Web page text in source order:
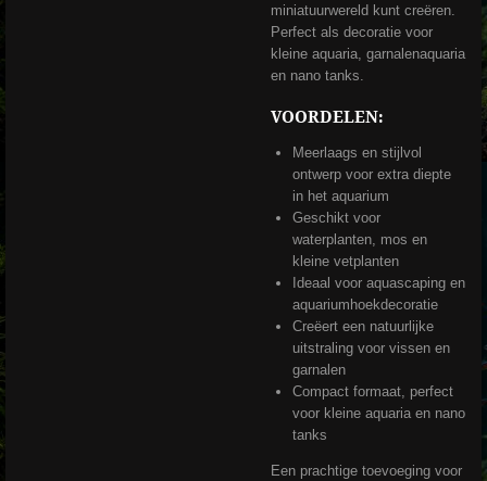
miniatuurwereld kunt creëren.
Perfect als decoratie voor
kleine aquaria, garnalenaquaria
en nano tanks.
VOORDELEN:
Meerlaags en stijlvol
ontwerp voor extra diepte
in het aquarium
Geschikt voor
waterplanten, mos en
kleine vetplanten
Ideaal voor aquascaping en
aquariumhoekdecoratie
Creëert een natuurlijke
uitstraling voor vissen en
garnalen
Compact formaat, perfect
voor kleine aquaria en nano
tanks
Een prachtige toevoeging voor